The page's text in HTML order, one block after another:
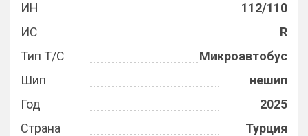
ИН
112/110
ИС
R
Тип Т/С
Микроавтобус
Шип
нешип
Год
2025
Страна
Турция